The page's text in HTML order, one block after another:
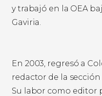
y trabajó en la OEA
Gaviria.
En 2003, regresó a
redactor de la
Su labor como editor